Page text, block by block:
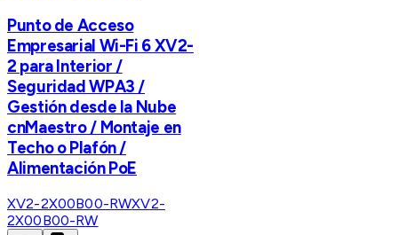
Punto de Acceso
Empresarial Wi-Fi 6 XV2-
2 para Interior /
Seguridad WPA3 /
Gestión desde la Nube
cnMaestro / Montaje en
Techo o Plafón /
Alimentación PoE
XV2-2X00B00-RWXV2-
2X00B00-RW